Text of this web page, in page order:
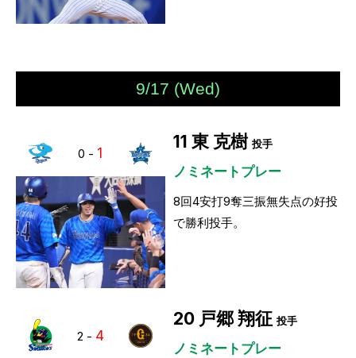
9/17 (Wed)
0 - 1
11 東 克樹 投手
ノミネートプレー
8回4安打9奪三振無失点の好投
で勝利投手。
2 - 4
20 戸郷 翔征 投手
ノミネートプレー